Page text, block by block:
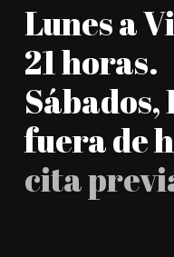
Lunes a
21 horas.
Sábados,
fuera de
cita